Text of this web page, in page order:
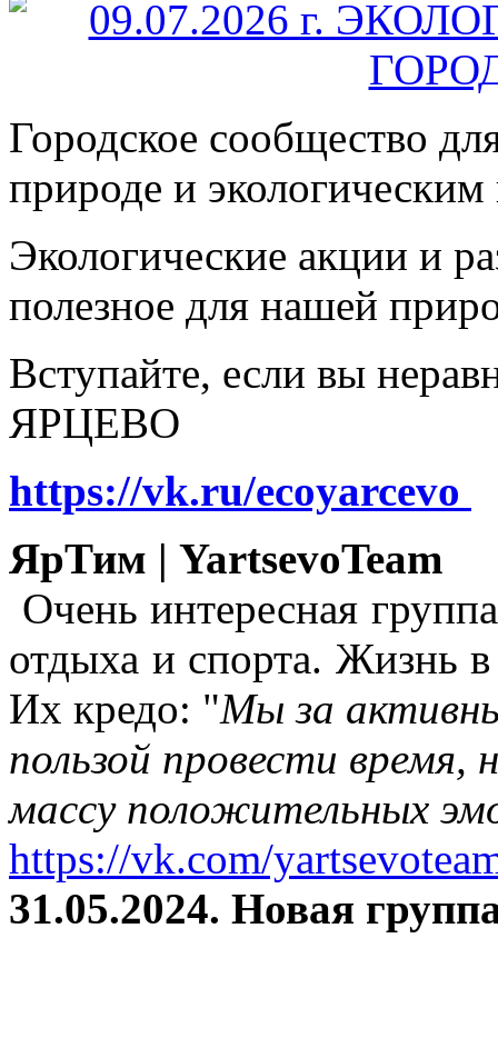
Городское сообщество
природе и
Экологические акции и
полезное для нашей
Вступайте, если вы
ЯРЦЕВО
https://vk.ru/ecoyarcevo
ЯрТим | YartsevoTeam
Очень интересная
отдыха и спорта. Жизнь
Их кредо: "Мы за
пользой провести время,
массу положительных
https://vk.com/
31.05.2024. Новая